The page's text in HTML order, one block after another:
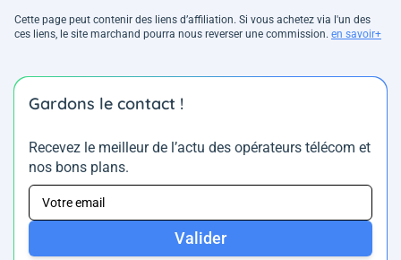
Cette page peut contenir des liens d’affiliation. Si vous achetez via l'un des
ces liens, le site marchand pourra nous reverser une commission. en savoir+
Gardons le contact !
Recevez le meilleur de l’actu des opérateurs télécom et
nos bons plans.
Valider